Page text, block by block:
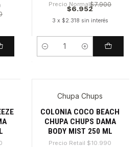
Precio Normal$7.900
$6.952
3 x $2.318 sin interés
Cantidad
-36%Chupa Chups
COLONIA COCO BEACH
CHUPA CHUPS DAMA
BODY MIST 250 ML
Precio Retail $10.990